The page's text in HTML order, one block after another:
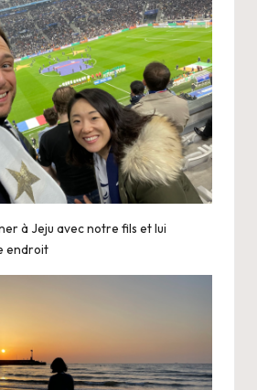
à Jeju avec notre fils et lui
endroit